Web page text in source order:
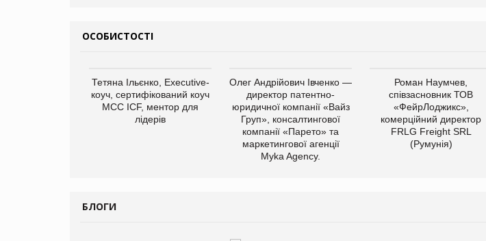
ОСОБИСТОСТІ
Тетяна Ільєнко, Executive-
коуч, сертифікований коуч
МСС ICF, ментор для
лідерів
Олег Андрійович Івченко —
директор патентно-
юридичної компанії «Вайз
Груп», консалтингової
компанії «Парето» та
маркетингової агенції
Myka Agency.
Роман Наумчев,
співзасновник ТОВ
«ФейрЛоджикс»,
комерційний директор
FRLG Freight SRL
(Румунія)
БЛОГИ